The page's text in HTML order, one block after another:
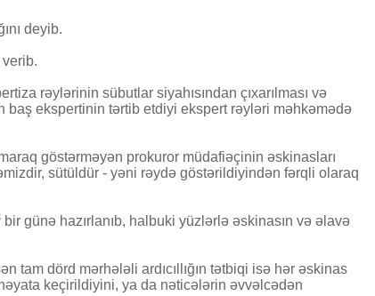
deyib.
rəylərinin sübutlar siyahısından çıxarılması və
ekspertinin tərtib etdiyi ekspert rəyləri məhkəmədə
göstərməyən prokuror müdafiəçinin əskinasları
sütüldür - yəni rəydə göstərildiyindən fərqli olaraq
günə hazırlanıb, halbuki yüzlərlə əskinasın və əlavə
tam dörd mərhələli ardıcıllığın tətbiqi isə hər əskinas
keçirildiyini, ya da nəticələrin əvvəlcədən